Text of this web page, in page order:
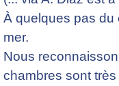
À quelques pas du
mer.
Nous
chambres sont